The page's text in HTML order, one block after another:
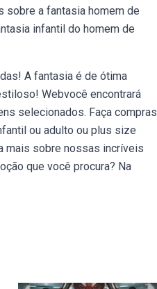
a fantasia homem de
infantil do homem de
A fantasia é de ótima
Webvocê encontrará
selecionados. Faça compras
ou adulto ou plus size
mais sobre nossas incríveis
que você procura? Na